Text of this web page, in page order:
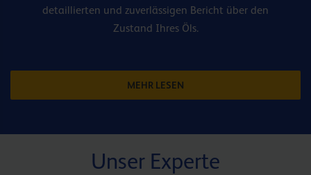
detaillierten und zuverlässigen Bericht über den
Zustand Ihres Öls.
MEHR LESEN
Unser Experte